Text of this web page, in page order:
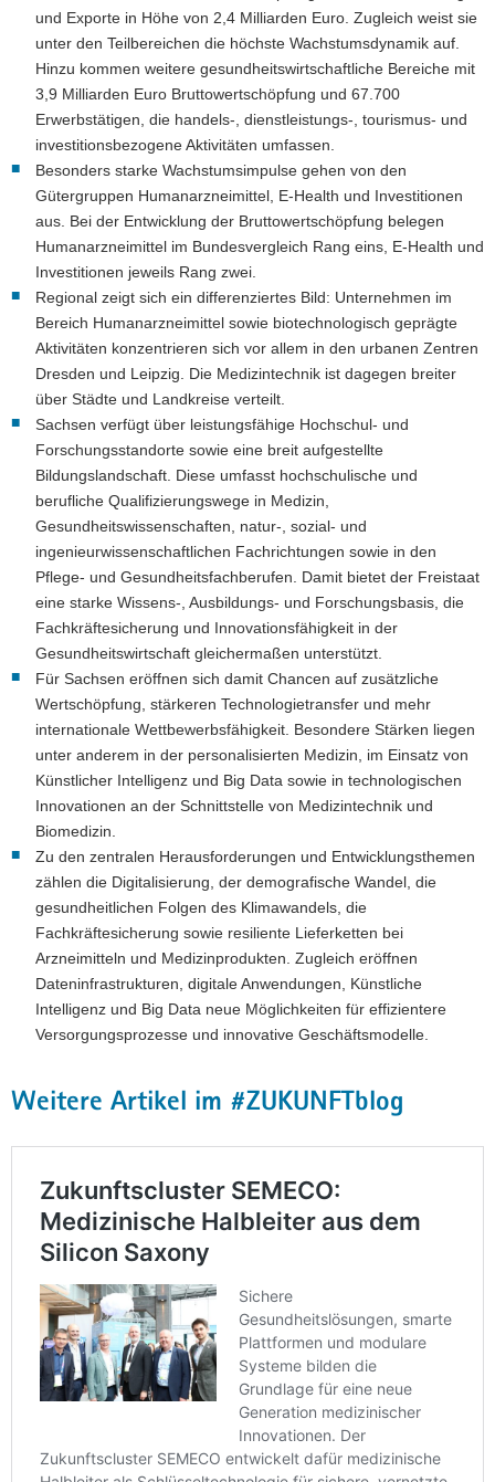
und Exporte in Höhe von 2,4 Milliarden Euro. Zugleich weist sie
unter den Teilbereichen die höchste Wachstumsdynamik auf.
Hinzu kommen weitere gesundheitswirtschaftliche Bereiche mit
3,9 Milliarden Euro Bruttowertschöpfung und 67.700
Erwerbstätigen, die handels-, dienstleistungs-, tourismus- und
investitionsbezogene Aktivitäten umfassen.
Besonders starke Wachstumsimpulse gehen von den
Gütergruppen Humanarzneimittel, E-Health und Investitionen
aus. Bei der Entwicklung der Bruttowertschöpfung belegen
Humanarzneimittel im Bundesvergleich Rang eins, E-Health und
Investitionen jeweils Rang zwei.
Regional zeigt sich ein differenziertes Bild: Unternehmen im
Bereich Humanarzneimittel sowie biotechnologisch geprägte
Aktivitäten konzentrieren sich vor allem in den urbanen Zentren
Dresden und Leipzig. Die Medizintechnik ist dagegen breiter
über Städte und Landkreise verteilt.
Sachsen verfügt über leistungsfähige Hochschul- und
Forschungsstandorte sowie eine breit aufgestellte
Bildungslandschaft. Diese umfasst hochschulische und
berufliche Qualifizierungswege in Medizin,
Gesundheitswissenschaften, natur-, sozial- und
ingenieurwissenschaftlichen Fachrichtungen sowie in den
Pflege- und Gesundheitsfachberufen. Damit bietet der Freistaat
eine starke Wissens-, Ausbildungs- und Forschungsbasis, die
Fachkräftesicherung und Innovationsfähigkeit in der
Gesundheitswirtschaft gleichermaßen unterstützt.
Für Sachsen eröffnen sich damit Chancen auf zusätzliche
Wertschöpfung, stärkeren Technologietransfer und mehr
internationale Wettbewerbsfähigkeit. Besondere Stärken liegen
unter anderem in der personalisierten Medizin, im Einsatz von
Künstlicher Intelligenz und Big Data sowie in technologischen
Innovationen an der Schnittstelle von Medizintechnik und
Biomedizin.
Zu den zentralen Herausforderungen und Entwicklungsthemen
zählen die Digitalisierung, der demografische Wandel, die
gesundheitlichen Folgen des Klimawandels, die
Fachkräftesicherung sowie resiliente Lieferketten bei
Arzneimitteln und Medizinprodukten. Zugleich eröffnen
Dateninfrastrukturen, digitale Anwendungen, Künstliche
Intelligenz und Big Data neue Möglichkeiten für effizientere
Versorgungsprozesse und innovative Geschäftsmodelle.
Weitere Artikel im #ZUKUNFTblog